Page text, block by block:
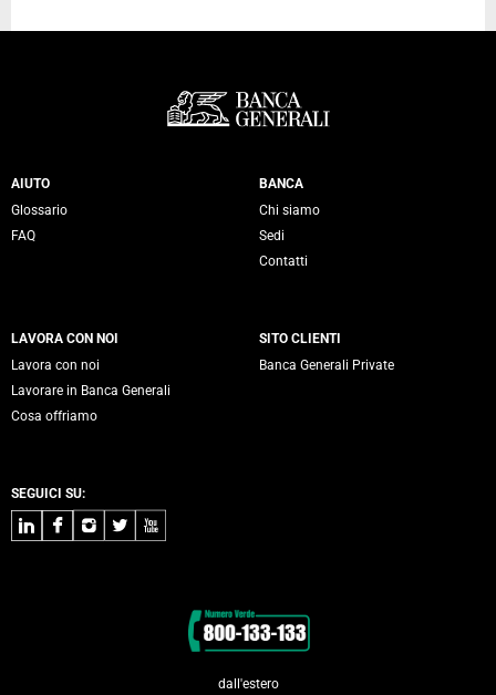
Servizi Banca Generali
AIUTO
Glossario
FAQ
BANCA
Chi siamo
Sedi
Contatti
LAVORA CON NOI
Lavora con noi
Lavorare in Banca Generali
Cosa offriamo
SITO CLIENTI
Banca Generali Private
SEGUICI SU:
LinkedInFacebook
Instagram
TwitterYoutube
dall'estero